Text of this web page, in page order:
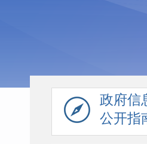
政府信
公开指